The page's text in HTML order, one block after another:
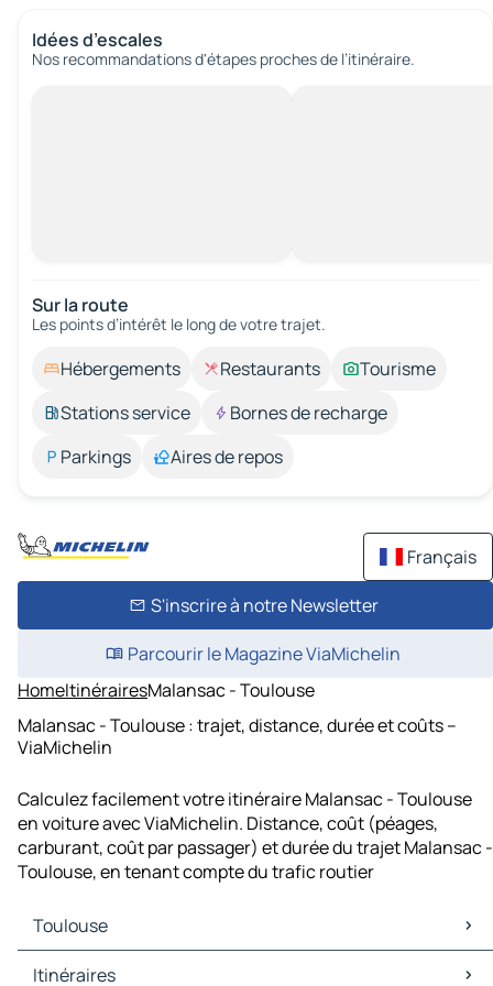
Idées d’escales
Nos recommandations d'étapes proches de l’itinéraire.
Sur la route
Les points d’intérêt le long de votre trajet.
Hébergements Restaurants
Tourisme
Stations service
Bornes de recharge
Parkings
Aires de repos
Français
S'inscrire à notre Newsletter
Parcourir le Magazine ViaMichelin
HomeItinérairesMalansac - Toulouse
Malansac - Toulouse : trajet, distance, durée et coûts –
ViaMichelin
Calculez facilement votre itinéraire Malansac - Toulouse
en voiture avec ViaMichelin. Distance, coût (péages,
carburant, coût par passager) et durée du trajet Malansac -
Toulouse, en tenant compte du trafic routier
Toulouse
Toulouse Cartes et plans
Itinéraires